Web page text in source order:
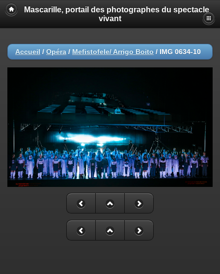
Mascarille, portail des photographes du spectacle
vivant
Accueil / Opéra / Mefistofele/ Arrigo Boito / IMG 0634-10